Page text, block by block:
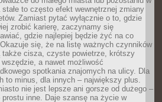
stałe to często efekt wewnętrznej zmiany
Zamiast pytać wyłącznie o to, gdzie
zrobić karierę, zaczynamy się
gdzie najlepiej będzie żyć na co
się, że na listę ważnych czynników
także cisza, czyste powietrze, krótszy
wszędzie, a nawet możliwość
spotkania znajomych na ulicy. Dla
to minus, dla innych – największy plus.
nie jest lepsze ani gorsze od dużego –
prostu inne. Daje szansę na życie w